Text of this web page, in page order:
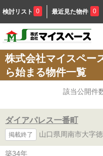
検討リスト 0 最近見た物件 0
株式会社マイスペー
ら始まる物件一覧
該当公開件
ダイアパレス一番町
掲載終了 山口県周南市大字
築34年